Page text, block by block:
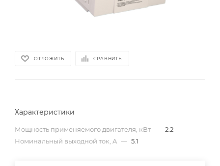
ОТЛОЖИТЬ СРАВНИТЬ
Характеристики
Мощность применяемого двигателя, кВт — 2.2
Номинальный выходной ток, A — 5.1